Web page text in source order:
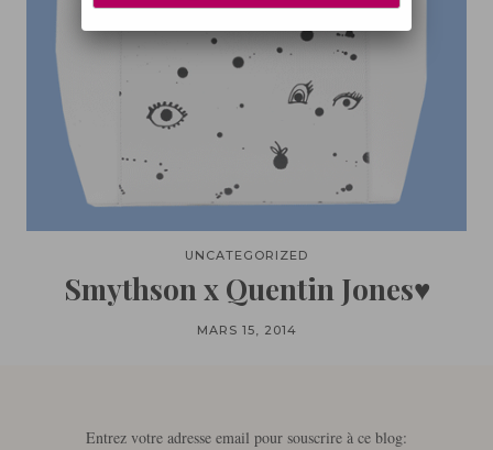
UNCATEGORIZED
Smythson x Quentin Jones♥
MARS 15, 2014
Entrez votre adresse email pour souscrire à ce blog: